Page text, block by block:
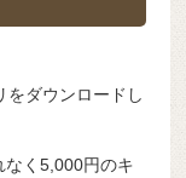
をダウンロードし
なく5,000円のキ